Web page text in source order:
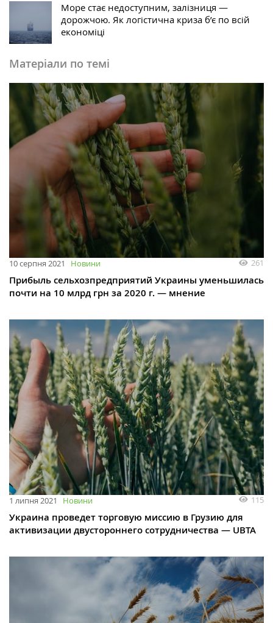
Море стає недоступним, залізниця —
дорожчою. Як логістична криза б’є по всій
економіці
Матеріали по темі
10 серпня 2021 Новини 261
Прибыль сельхозпредприятий Украины уменьшилась
почти на 10 млрд грн за 2020 г. — мнение
1 липня 2021 Новини 115
Украина проведет торговую миссию в Грузию для
активизации двустороннего сотрудничества — UBTA